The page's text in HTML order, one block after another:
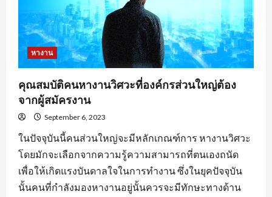
หางาน
คุณสมบัติคนหางานวิศวะที่องค์กรส่วนใหญ่ต้อง
จากผู้สมัครงาน
September 6, 2023
ในปัจจุบันนี้คนส่วนใหญ่จะมีหลักเกณฑ์การ หางานวิศวะ
โดยมักจะเลือกจากความรู้ความสามารถที่ตนเองถนัด
เพื่อให้เกิดแรงบันดาลใจในการทำงาน ซึ่งในยุคปัจจุบัน
นั้นคนที่กำลังมองหางานอยู่นั้นควรจะมีทักษะทางด้าน